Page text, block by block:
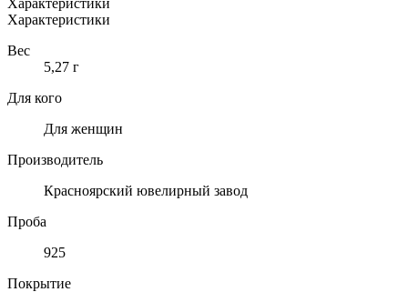
Характеристики
Вес
5,27 г
Для кого
Для женщин
Производитель
Красноярский ювелирный завод
Проба
925
Покрытие